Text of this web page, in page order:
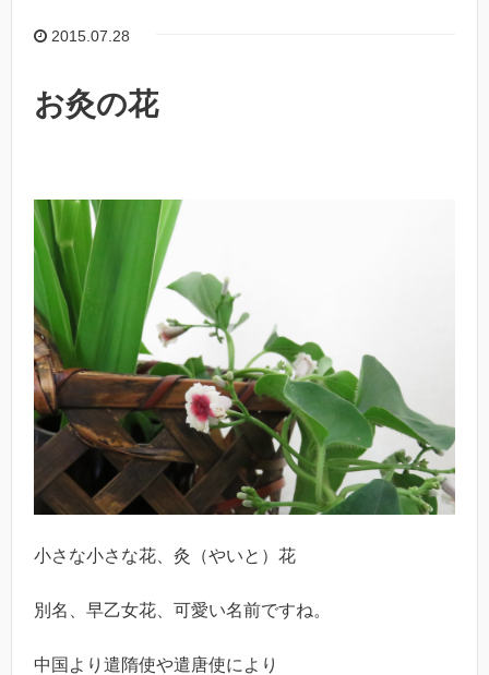
2015.07.28
お灸の花
小さな小さな花、灸（やいと）花
別名、早乙女花、可愛い名前ですね。
中国より遣隋使や遣唐使により